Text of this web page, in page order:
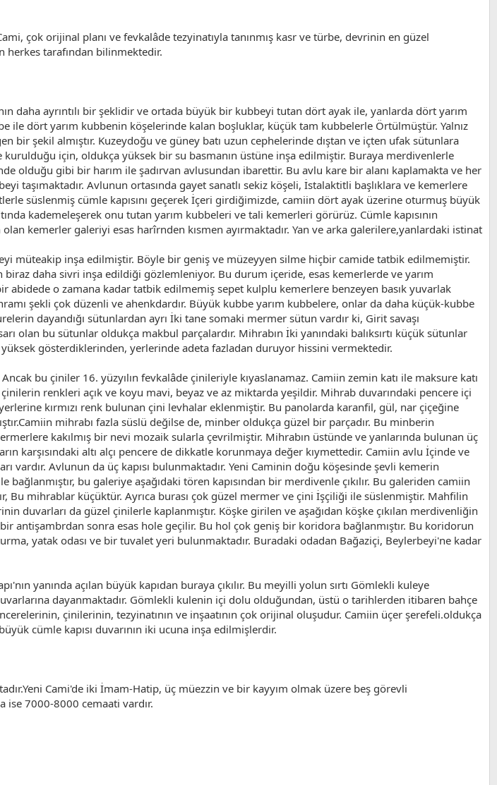
çok orijinal planı ve fevkalâde tezyinatıyla tanınmış kasr ve türbe, devrinin en güzel
herkes tarafından bilinmektedir.
daha ayrıntılı bir şeklidir ve ortada büyük bir kubbeyi tutan dört ayak ile, yanlarda dört yarım
ile dört yarım kubbenin köşelerinde kalan boşluklar, küçük tam kubbelerle Örtülmüştür. Yalnız
şekil almıştır. Kuzeydoğu ve güney batı uzun cephelerinde dıştan ve içten ufak sütunlara
kurulduğu için, oldukça yüksek bir su basmanın üstüne inşa edilmiştir. Buraya merdivenlerle
olduğu gibi bir harım ile şadırvan avlusundan ibarettir. Bu avlu kare bir alanı kaplamakta ve her
taşımaktadır. Avlunun ortasında gayet sanatlı sekiz köşeli, İstalaktitli başlıklara ve kemerlere
süslenmiş cümle kapısını geçerek İçeri girdiğimizde, camiin dört ayak üzerine oturmuş büyük
kademeleşerek onu tutan yarım kubbeleri ve tali kemerleri görürüz. Cümle kapısının
kemerler galeriyi esas harîrnden kısmen ayırmaktadır. Yan ve arka galerilere,yanlardaki istinat
müteakip inşa edilmiştir. Böyle bir geniş ve müzeyyen silme hiçbir camide tatbik edilmemiştir.
biraz daha sivri inşa edildiği gözlemleniyor. Bu durum içeride, esas kemerlerde ve yarım
abidede o zamana kadar tatbik edilmemiş sepet kulplu kemerlere benzeyen basık yuvarlak
şekli çok düzenli ve ahenkdardır. Büyük kubbe yarım kubbelere, onlar da daha küçük-kubbe
dayandığı sütunlardan ayrı İki tane somaki mermer sütun vardır ki, Girit savaşı
olan bu sütunlar oldukça makbul parçalardır. Mihrabın İki yanındaki balıksırtı küçük sütunlar
gösterdiklerinden, yerlerinde adeta fazladan duruyor hissini vermektedir.
bu çiniler 16. yüzyılın fevkalâde çinileriyle kıyaslanamaz. Camiin zemin katı ile maksure katı
renkleri açık ve koyu mavi, beyaz ve az miktarda yeşildir. Mihrab duvarındaki pencere içi
kırmızı renk bulunan çini levhalar eklenmiştir. Bu panolarda karanfil, gül, nar çiçeğine
mihrabı fazla süslü değilse de, minber oldukça güzel bir parçadır. Bu minberin
kakılmış bir nevi mozaik sularla çevrilmiştir. Mihrabın üstünde ve yanlarında bulunan üç
karşısındaki altı alçı pencere de dikkatle korunmaya değer kıymettedir. Camiin avlu İçinde ve
vardır. Avlunun da üç kapısı bulunmaktadır. Yeni Caminin doğu köşesinde şevli kemerin
bu galeriye aşağıdaki tören kapısından bir merdivenle çıkılır. Bu galeriden camiin
Bu mihrablar küçüktür. Ayrıca burası çok güzel mermer ve çini İşçiliği ile süslenmiştir. Mahfilin
duvarları da güzel çinilerle kaplanmıştır. Köşke girilen ve aşağıdan köşke çıkılan merdivenliğin
antişambrdan sonra esas hole geçilir. Bu hol çok geniş bir koridora bağlanmıştır. Bu koridorun
yatak odası ve bir tuvalet yeri bulunmaktadır. Buradaki odadan Bağaziçi, Beylerbeyi'ne kadar
yanında açılan büyük kapıdan buraya çıkılır. Bu meyilli yolun sırtı Gömlekli kuleye
dayanmaktadır. Gömlekli kulenin içi dolu olduğundan, üstü o tarihlerden itibaren bahçe
çinilerinin, tezyinatının ve inşaatının çok orijinal oluşudur. Camiin üçer şerefeli.oldukça
cümle kapısı duvarının iki ucuna inşa edilmişlerdir.
Cami'de iki İmam-Hatip, üç müezzin ve bir kayyım olmak üzere beş görevli
ise 7000-8000 cemaati vardır.